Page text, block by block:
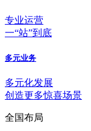
专业运营
一“站”到底
多元业务
多元化发展
创造更多惊喜场景
全国布局